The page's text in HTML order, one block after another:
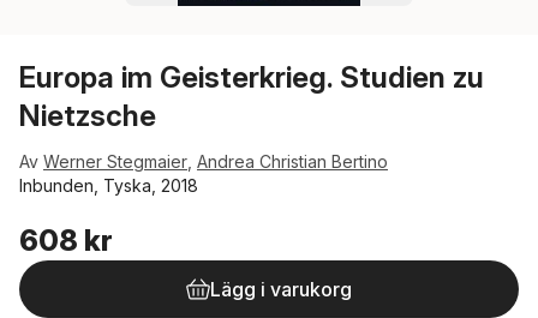
Europa im Geisterkrieg. Studien zu
Nietzsche
Av Werner Stegmaier Andrea Christian Bertino
Inbunden, Tyska, 2018
608 kr
Lägg i varukorg